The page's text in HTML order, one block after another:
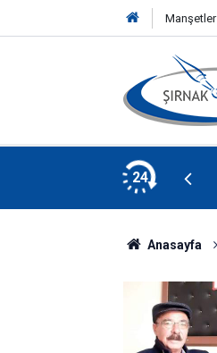
Manşetler
24
Başvurular Başladı
Anasayfa